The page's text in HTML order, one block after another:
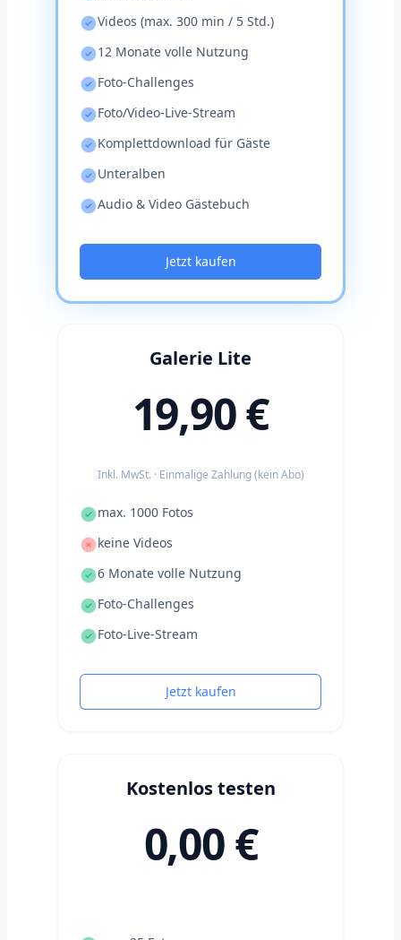
Videos (max. 300 min / 5 Std.)
12 Monate volle Nutzung
Foto-Challenges
Foto/Video-Live-Stream
Komplettdownload für Gäste
Unteralben
Audio & Video Gästebuch
Jetzt kaufen
Galerie Lite
19,90 €
Inkl. MwSt. · Einmalige Zahlung (kein Abo)
max. 1000 Fotos
keine Videos
6 Monate volle Nutzung
Foto-Challenges
Foto-Live-Stream
Jetzt kaufen
Kostenlos testen
0,00 €